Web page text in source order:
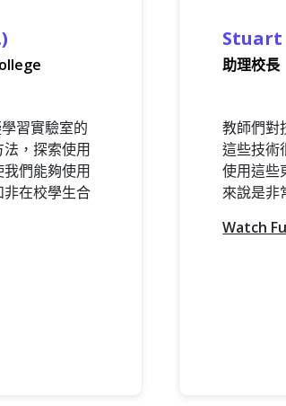
習實驗室的
，探索使用
們能夠使用
在校學生合
Stuart
助理校長
教師們對
這些技術
使用這些
來說是非
Watch